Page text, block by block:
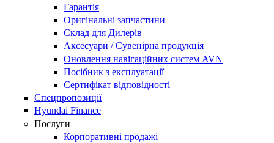
Гарантія
Оригінальні запчастини
Склад для Дилерів
Аксесуари / Сувенірна продукція
Оновлення навігаційних систем AVN
Посібник з експлуатації
Сертифікат відповідності
Спецпропозиції
Hyundai Finance
Послуги
Корпоративні продажі